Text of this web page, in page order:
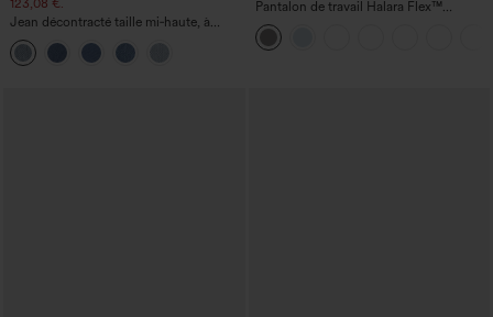
123,08 €.
Jean décontracté taille mi‑haute, à
cordon de serrage, avec poches
Pantalon de travail Halara Flex™
DayStretch à taille haute, avec poches et
coupe droite